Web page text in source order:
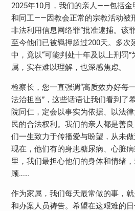
2025年10月，我们的亲人——包括金
和同工——因教会正常的宗教活动被
非法利用信息网络罪”批准逮捕。该
至今他们已被羁押超过200天。多次
中，竟以“可能判处十年及以上刑罚
属，实在难以理解，也深感焦虑。
检察长，您一直强调“高质效办好每
法治担当”，这些话语让我们看到了
院同仁，定会以事实为依据、以法
民的合法权利。我们的亲人都是善
们一生致力于传播爱与盼望，从未做
现在，他们有的身患糖尿病、心脏
里，我们最担心他们的身体和情绪
顾……
作为家属，我们每天最常做的事，
和办案人员祷告。希望在这艰难的